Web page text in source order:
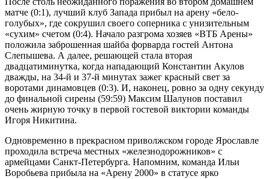
матче (0:1), лучший клуб Запада прибыл на арену «бело-
голубых», где сокрушил своего соперника с унизительным
«сухим» счетом (0:4). Начало разгрома хозяев «ВТБ Арены»
положила заброшенная шайба форварда гостей Антона
Слепышева. А далее, решающей стала вторая
двадцатиминутка, когда нападающий Константин Акулов
дважды, на 34-й и 37-й минутах зажег красный свет за
воротами динамовцев (0:3). И, наконец, ровно за одну секунду
до финальной сирены (59:59) Максим Шалунов поставил
очень жирную точку в первой гостевой виктории команды
Игоря Никитина.
Одновременно в прекрасном приволжском городе Ярославле
проходила встреча местных «железнодорожников» с
армейцами Санкт-Петербурга. Напомним, команда Ильи
Воробьева прибыла на «Арену 2000» в статусе ярко